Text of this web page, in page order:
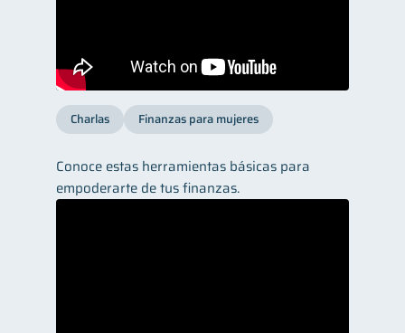
Charlas Finanzas para mujeres
Conoce estas herramientas básicas para
empoderarte de tus finanzas.